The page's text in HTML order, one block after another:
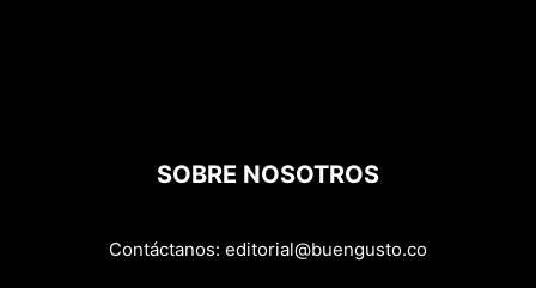
SOBRE NOSOTROS
Contáctanos: editorial@buengusto.co